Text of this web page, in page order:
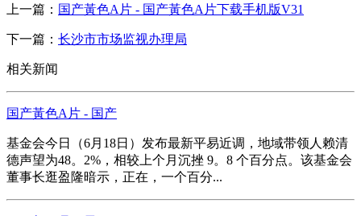
上一篇： 国产黃色A片 - 国产黃色A片下载手机版V31
下一篇： 长沙市市场监视办理局
相关新闻
国产黃色A片 - 国产
基金会今日（6月18日）发布最新平易近调，地域带领人赖清
德声望为48。2%，相较上个月沉挫 9。8 个百分点。该基金会
董事长逛盈隆暗示，正在，一个百分...